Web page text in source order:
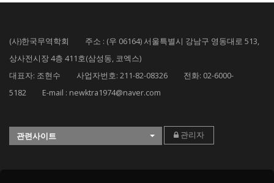
(사)한국무역학회 주소 : (우 06164) 서울특별시 강남구 영동대로 513,
상사전시장 4층 411호(삼성동, 코엑스)
대표자: 조현수 사업자번호: 211-82-08326 전화: 02-6000-
5182 E-mail : newktra1974@naver.com
관련사이트 관리자